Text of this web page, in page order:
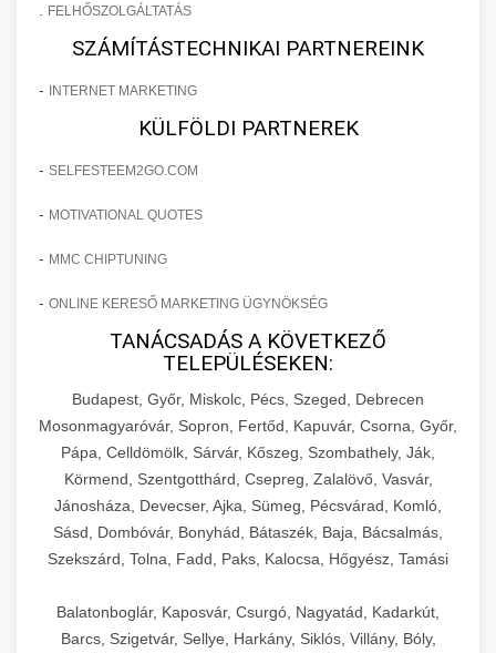
FELHŐSZOLGÁLTATÁS
SZÁMÍTÁSTECHNIKAI PARTNEREINK
- INTERNET MARKETING
KÜLFÖLDI PARTNEREK
- SELFESTEEM2GO.COM
- MOTIVATIONAL QUOTES
- MMC CHIPTUNING
- ONLINE KERESŐ MARKETING ÜGYNÖKSÉG
TANÁCSADÁS A KÖVETKEZŐ
TELEPÜLÉSEKEN:
Budapest, Győr, Miskolc, Pécs, Szeged, Debrecen
Mosonmagyaróvár, Sopron, Fertőd, Kapuvár, Csorna, Győr,
Pápa, Celldömölk, Sárvár, Kőszeg, Szombathely, Ják,
Körmend, Szentgotthárd, Csepreg, Zalalövő, Vasvár,
Jánosháza, Devecser, Ajka, Sümeg, Pécsvárad, Komló,
Sásd, Dombóvár, Bonyhád, Bátaszék, Baja, Bácsalmás,
Szekszárd, Tolna, Fadd, Paks, Kalocsa, Hőgyész, Tamási
Balatonboglár, Kaposvár, Csurgó, Nagyatád, Kadarkút,
Barcs, Szigetvár, Sellye, Harkány, Siklós, Villány, Bóly,